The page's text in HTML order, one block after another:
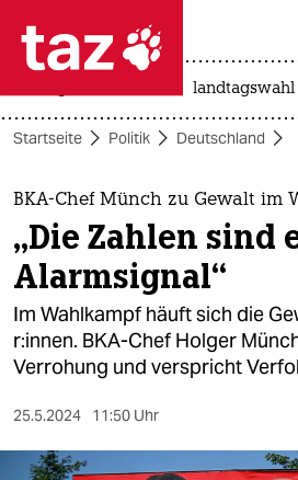
 taz zahl ich
taz zahl ich
themen
politik
öko
gesellschaft
sport
landtagswahl
Startseite Politik Deutschland
BKA-Chef Münch zu Gewalt im
„Die Zahlen sind
Alarmsignal“
Im Wahlkampf häuft sich die
r:in­nen. BKA-Chef Holger
Verrohung und verspricht
25.5.2024 11:50 Uhr